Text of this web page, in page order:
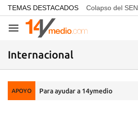
common.go-to-content
TEMAS DESTACADOS Colapso del SEN
Navegación
Internacional
APOYO Para ayudar a 14ymedio